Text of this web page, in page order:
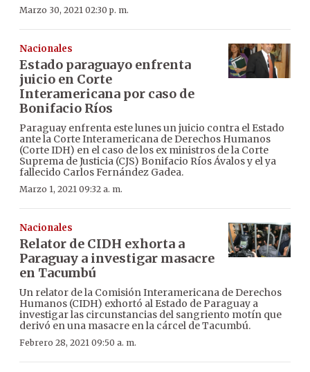
Marzo 30, 2021 02:30 p. m.
Nacionales
Estado paraguayo enfrenta
juicio en Corte
Interamericana por caso de
Bonifacio Ríos
Paraguay enfrenta este lunes un juicio contra el Estado
ante la Corte Interamericana de Derechos Humanos
(Corte IDH) en el caso de los ex ministros de la Corte
Suprema de Justicia (CJS) Bonifacio Ríos Ávalos y el ya
fallecido Carlos Fernández Gadea.
Marzo 1, 2021 09:32 a. m.
Nacionales
Relator de CIDH exhorta a
Paraguay a investigar masacre
en Tacumbú
Un relator de la Comisión Interamericana de Derechos
Humanos (CIDH) exhortó al Estado de Paraguay a
investigar las circunstancias del sangriento motín que
derivó en una masacre en la cárcel de Tacumbú.
Febrero 28, 2021 09:50 a. m.